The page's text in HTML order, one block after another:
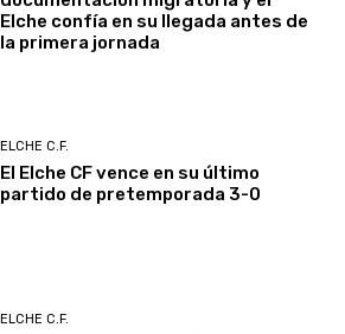
Elche confía en su llegada antes de
la primera jornada
ELCHE C.F.
El Elche CF vence en su último
partido de pretemporada 3-0
ELCHE C.F.